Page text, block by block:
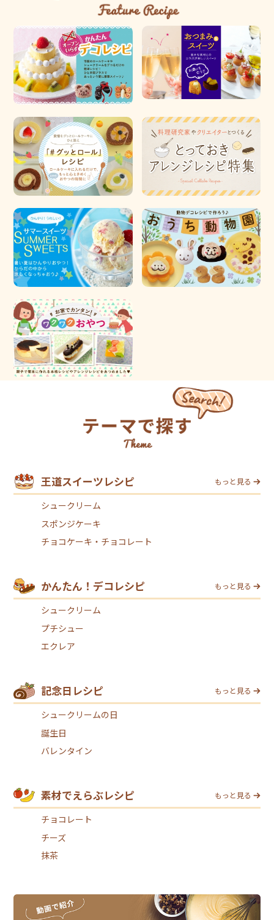
王道スイーツレシピ もっと見る
シュークリーム
スポンジケーキ
チョコケーキ・チョコレート
かんたん！デコレシピ もっと見る
シュークリーム
プチシュー
エクレア
記念日レシピ もっと見る
シュークリームの日
誕生日
バレンタイン
素材でえらぶレシピ もっと見る
チョコレート
チーズ
抹茶